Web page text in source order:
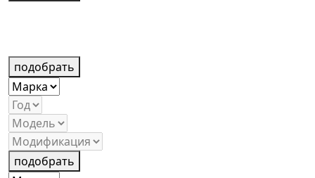
подобрать
подобрать